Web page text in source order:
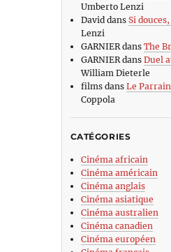
Umberto Lenzi
David dans Si
Lenzi
GARNIERdans The
GARNIERdans Duel
William Dieterle
filmsdans Le
Coppola
CATÉGORIES
Cinéma africain
Cinéma américain
Cinéma anglais
Cinéma asiatique
Cinéma australien
Cinéma canadien
Cinéma européen